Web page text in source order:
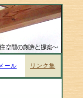
ール リンク集